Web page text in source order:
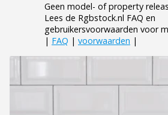
Geen model- of property
Lees de Rgbstock.nl FAQ en
gebruikersvoorwaarden voor
| FAQ | voorwaarden |